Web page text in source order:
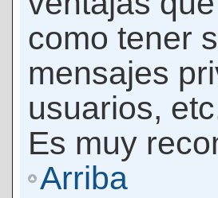
como tener
mensajes
usuarios,
Es muy
Arriba